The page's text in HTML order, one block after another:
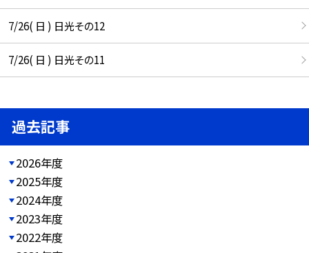
7/26( 日 ) 日光その12
7/26( 日 ) 日光その11
過去記事
2026年度
2025年度
2024年度
2023年度
2022年度